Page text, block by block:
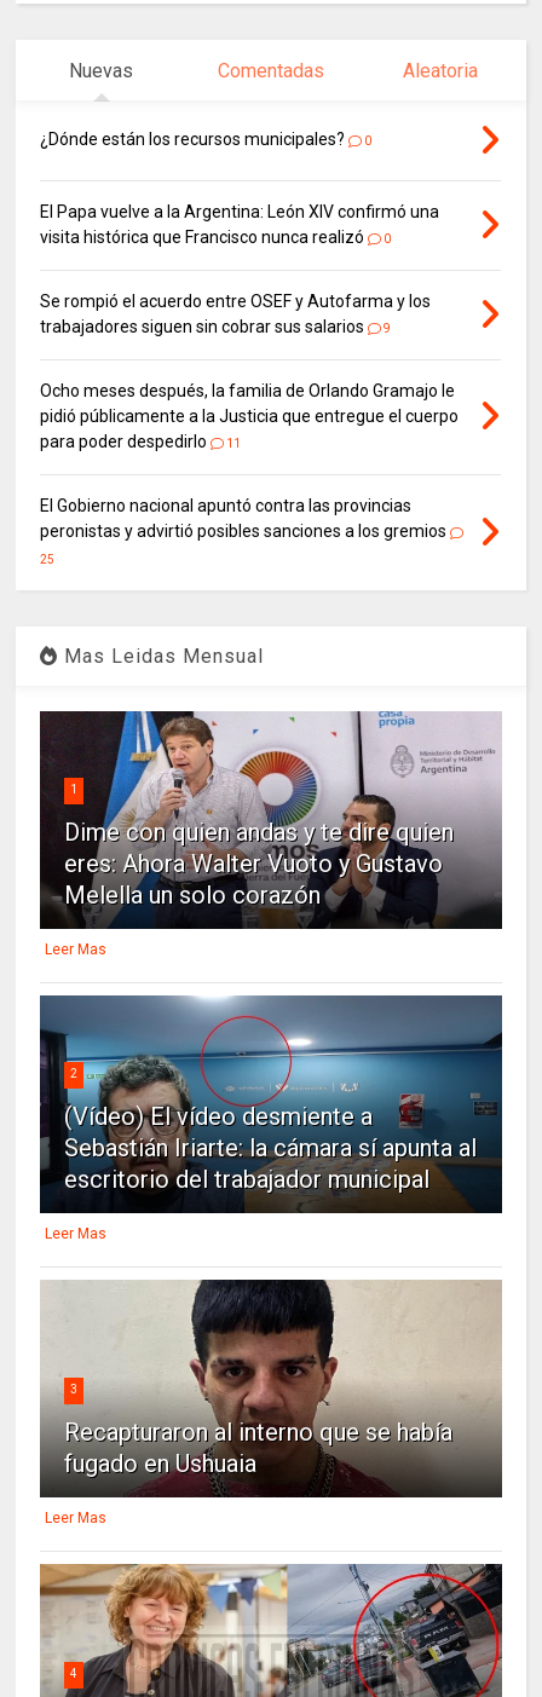
Nuevas Comentadas Aleatoria
¿Dónde están los recursos municipales? 0
El Papa vuelve a la Argentina: León XIV confirmó una
visita histórica que Francisco nunca realizó
0
Se rompió el acuerdo entre OSEF y Autofarma y los
trabajadores siguen sin cobrar sus salarios
9
Ocho meses después, la familia de Orlando Gramajo le
pidió públicamente a la Justicia que entregue el cuerpo
para poder despedirlo
11
El Gobierno nacional apuntó contra las provincias
peronistas y advirtió posibles sanciones a los gremios
25
Mas Leidas Mensual
1
Dime con quien andas y te dire quien
eres: Ahora Walter Vuoto y Gustavo
Melella un solo corazón
Leer Mas
2
(Vídeo) El vídeo desmiente a
Sebastián Iriarte: la cámara sí apunta al
escritorio del trabajador municipal
Leer Mas
3
Recapturaron al interno que se había
fugado en Ushuaia
Leer Mas
4